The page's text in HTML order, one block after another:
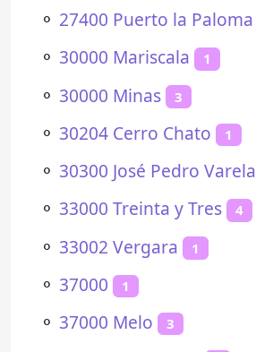
⚬ 27400 Puerto la Paloma
⚬ 30000 Mariscala 1
⚬ 30000 Minas 3
⚬ 30204 Cerro Chato 1
⚬ 30300 José Pedro Varela
⚬ 33000 Treinta y Tres 4
⚬ 33002 Vergara 1
⚬ 37000 1
⚬ 37000 Melo 3